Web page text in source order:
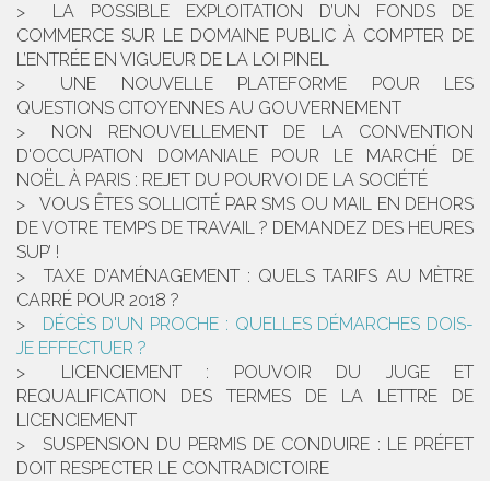
LA POSSIBLE EXPLOITATION D’UN FONDS DE
COMMERCE SUR LE DOMAINE PUBLIC À COMPTER DE
L’ENTRÉE EN VIGUEUR DE LA LOI PINEL
UNE NOUVELLE PLATEFORME POUR LES
QUESTIONS CITOYENNES AU GOUVERNEMENT
NON RENOUVELLEMENT DE LA CONVENTION
D'OCCUPATION DOMANIALE POUR LE MARCHÉ DE
NOËL À PARIS : REJET DU POURVOI DE LA SOCIÉTÉ
VOUS ÊTES SOLLICITÉ PAR SMS OU MAIL EN DEHORS
DE VOTRE TEMPS DE TRAVAIL ? DEMANDEZ DES HEURES
SUP’ !
TAXE D'AMÉNAGEMENT : QUELS TARIFS AU MÈTRE
CARRÉ POUR 2018 ?
DÉCÈS D'UN PROCHE : QUELLES DÉMARCHES DOIS-
JE EFFECTUER ?
LICENCIEMENT : POUVOIR DU JUGE ET
REQUALIFICATION DES TERMES DE LA LETTRE DE
LICENCIEMENT
SUSPENSION DU PERMIS DE CONDUIRE : LE PRÉFET
DOIT RESPECTER LE CONTRADICTOIRE